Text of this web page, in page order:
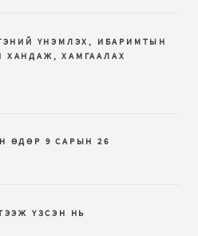
ҮНЭМЛЭХ, ИБАРИМТЫН
ХАНДАЖ, ХАМГААЛАХ
ӨДӨР 9 САРЫН 26
ҮЗСЭН НЬ